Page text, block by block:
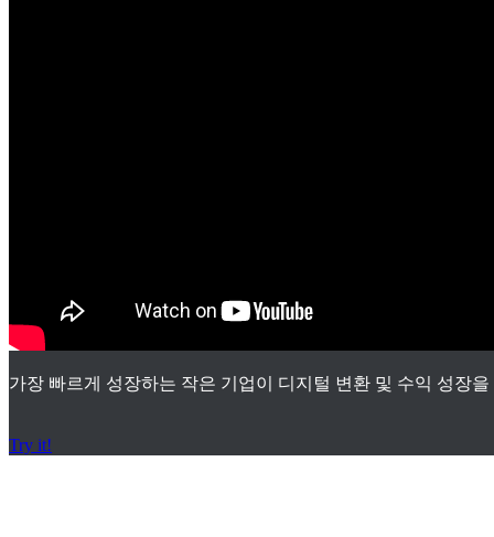
가장 빠르게 성장하는 작은 기업이 디지털 변환 및 수익 성장
Try it!